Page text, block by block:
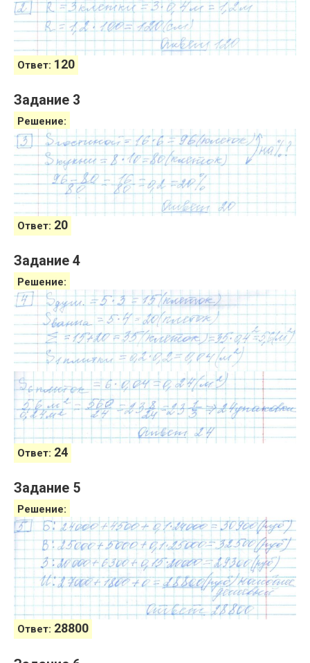
Ответ: 120
Задание 3
Решение:
Ответ: 20
Задание 4
Решение:
Ответ: 24
Задание 5
Решение:
Ответ: 28800